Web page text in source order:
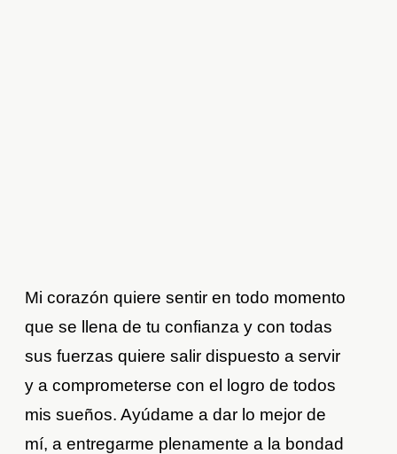
Mi corazón quiere sentir en todo momento
que se llena de tu confianza y con todas
sus fuerzas quiere salir dispuesto a servir
y a comprometerse con el logro de todos
mis sueños. Ayúdame a dar lo mejor de
mí, a entregarme plenamente a la bondad